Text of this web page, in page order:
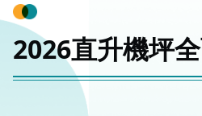
2026直升機坪